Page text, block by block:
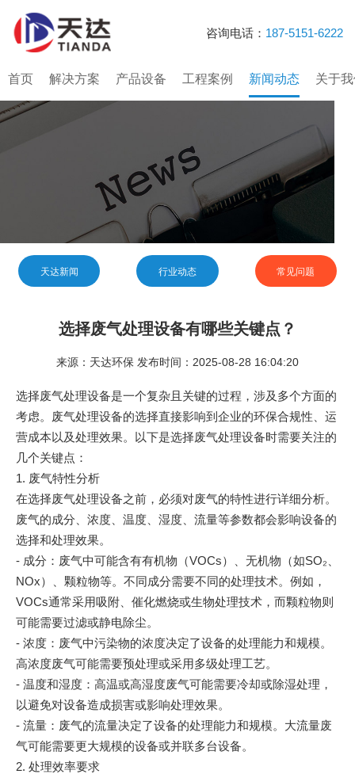
咨询电话： 187-5151-6222
首页 解决方案 产品设备 工程案例 新闻动态 关于
天达新闻 行业动态 常见问题
选择废气处理设备有哪些关键点？
来源：天达环保 发布时间：2025-08-28 16:04:20
选择废气处理设备是一个复杂且关键的过程，涉及多个方面的
考虑。废气处理设备的选择直接影响到企业的环保合规性、运
营成本以及处理效果。以下是选择废气处理设备时需要关注的
几个关键点：
1. 废气特性分析
在选择废气处理设备之前，必须对废气的特性进行详细分析。
废气的成分、浓度、温度、湿度、流量等参数都会影响设备的
选择和处理效果。
- 成分：废气中可能含有有机物（VOCs）、无机物（如SO₂、
NOx）、颗粒物等。不同成分需要不同的处理技术。例如，
VOCs通常采用吸附、催化燃烧或生物处理技术，而颗粒物则
可能需要过滤或静电除尘。
- 浓度：废气中污染物的浓度决定了设备的处理能力和规模。
高浓度废气可能需要预处理或采用多级处理工艺。
- 温度和湿度：高温或高湿度废气可能需要冷却或除湿处理，
以避免对设备造成损害或影响处理效果。
- 流量：废气的流量决定了设备的处理能力和规模。大流量废
气可能需要更大规模的设备或并联多台设备。
2. 处理效率要求